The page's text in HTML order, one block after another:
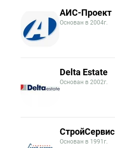
АИС-Проект
Основан в 2004г.
Delta Estate
Основан в 2002г.
СтройСервис
Основан в 1991г.